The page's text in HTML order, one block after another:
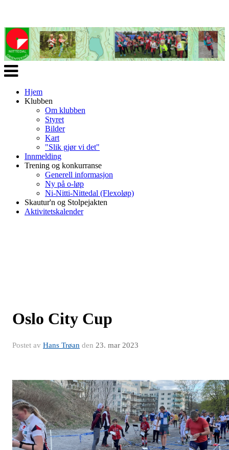
Veksle
navigasjon
Hjem
Klubben
Om klubben
Styret
Bilder
Kart
"Slik gjør vi det"
Innmelding
Trening og konkurranse
Generell informasjon
Ny på o-løp
Ni-Nitti-Nittedal (Flexoløp)
Skautur'n og Stolpejakten
Aktivitetskalender
Oslo City Cup
Postet av Hans Trøan den 23. mar 2023